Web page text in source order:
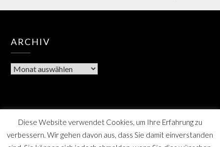
ARCHIV
Diese Website verwendet Cookies, um Ihre Erfahrung zu
verbessern. Wir gehen davon aus, dass Sie damit einverstanden